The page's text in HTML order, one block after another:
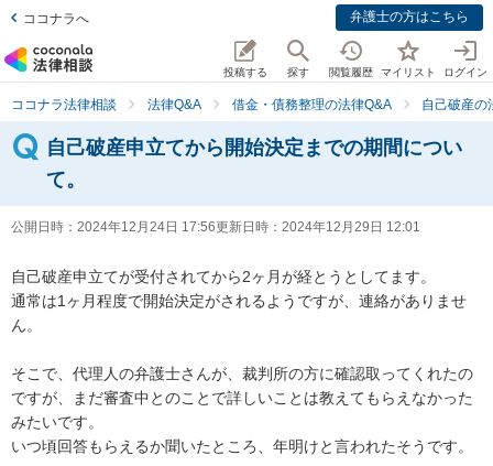
ココナラへ 弁護士の方はこちら
投稿する 探す 閲覧履歴 マイリスト ログイン
ココナラ法律相談 法律Q&A 借金・債務整理の法律Q&A 自己破産の
自己破産申立てから開始決定までの期間につい
て。
公開日時： 2024年12月24日 17:56更新日時： 2024年12月29日 12:01
自己破産申立てが受付されてから2ヶ月が経とうとしてます。
通常は1ヶ月程度で開始決定がされるようですが、連絡がありませ
ん。
そこで、代理人の弁護士さんが、裁判所の方に確認取ってくれたの
ですが、まだ審査中とのことで詳しいことは教えてもらえなかった
みたいです。
いつ頃回答もらえるか聞いたところ、年明けと言われたそうです。